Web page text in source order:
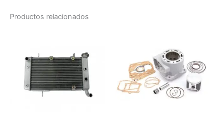
Productos relacionados